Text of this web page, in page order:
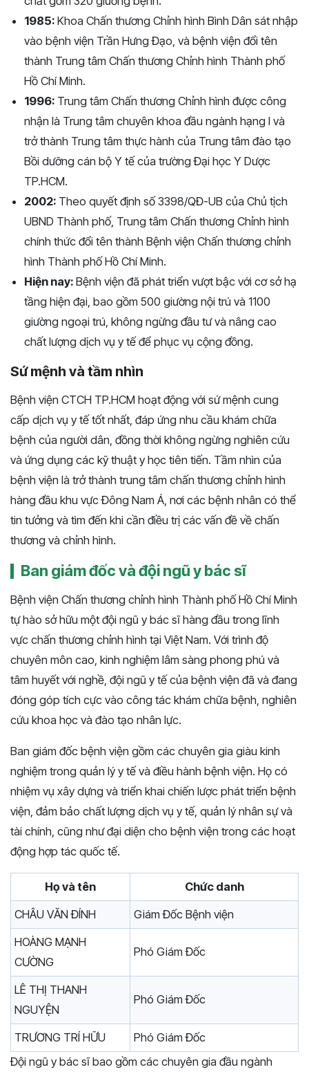
1985: Khoa Chấn thương Chỉnh hình Bình Dân sát nhập
vào bệnh viện Trần Hưng Đạo, và bệnh viện đổi tên
thành Trung tâm Chấn thương Chỉnh hình Thành phố
Hồ Chí Minh.
1996: Trung tâm Chấn thương Chỉnh hình được công
nhận là Trung tâm chuyên khoa đầu ngành hạng I và
trở thành Trung tâm thực hành của Trung tâm đào tạo
Bồi dưỡng cán bộ Y tế của trường Đại học Y Dược
TP.HCM.
2002: Theo quyết định số 3398/QĐ-UB của Chủ tịch
UBND Thành phố, Trung tâm Chấn thương Chỉnh hình
chính thức đổi tên thành Bệnh viện Chấn thương chỉnh
hình Thành phố Hồ Chí Minh.
Hiện nay: Bệnh viện đã phát triển vượt bậc với cơ sở hạ
tầng hiện đại, bao gồm 500 giường nội trú và 1100
giường ngoại trú, không ngừng đầu tư và nâng cao
chất lượng dịch vụ y tế để phục vụ cộng đồng.
Sứ mệnh và tầm nhìn
Bệnh viện CTCH TP.HCM hoạt động với sứ mệnh cung
cấp dịch vụ y tế tốt nhất, đáp ứng nhu cầu khám chữa
bệnh của người dân, đồng thời không ngừng nghiên cứu
và ứng dụng các kỹ thuật y học tiên tiến. Tầm nhìn của
bệnh viện là trở thành trung tâm chấn thương chỉnh hình
hàng đầu khu vực Đông Nam Á, nơi các bệnh nhân có thể
tin tưởng và tìm đến khi cần điều trị các vấn đề về chấn
thương và chỉnh hình.
Ban giám đốc và đội ngũ y bác sĩ
Bệnh viện Chấn thương chỉnh hình Thành phố Hồ Chí Minh
tự hào sở hữu một đội ngũ y bác sĩ hàng đầu trong lĩnh
vực chấn thương chỉnh hình tại Việt Nam. Với trình độ
chuyên môn cao, kinh nghiệm lâm sàng phong phú và
tâm huyết với nghề, đội ngũ y tế của bệnh viện đã và đang
đóng góp tích cực vào công tác khám chữa bệnh, nghiên
cứu khoa học và đào tạo nhân lực.
Ban giám đốc bệnh viện gồm các chuyên gia giàu kinh
nghiệm trong quản lý y tế và điều hành bệnh viện. Họ có
nhiệm vụ xây dựng và triển khai chiến lược phát triển bệnh
viện, đảm bảo chất lượng dịch vụ y tế, quản lý nhân sự và
tài chính, cũng như đại diện cho bệnh viện trong các hoạt
động hợp tác quốc tế.
Họ và tên
Chức danh
CHÂU VĂN ĐÍNH
Giám Đốc Bệnh viện
HOÀNG MẠNH
CƯỜNG
Phó Giám Đốc
LÊ THỊ THANH
NGUYỆN
Phó Giám Đốc
TRƯƠNG TRÍ HỮU
Phó Giám Đốc
Đội ngũ y bác sĩ bao gồm các chuyên gia đầu ngành